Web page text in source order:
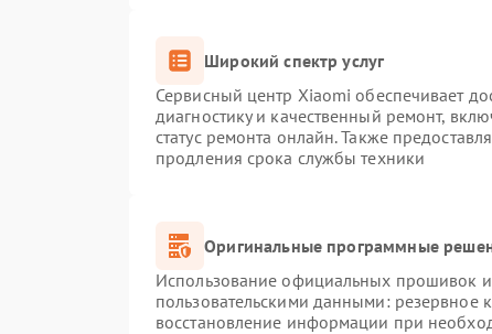
Широкий спектр услуг
Сервисный центр Xiaomi обеспечивает
диагностику и качественный ремонт,
статус ремонта онлайн. Также
продления срока службы техники
Оригинальные программные
Использование официальных прошивок и
пользовательскими данными: резервное
восстановление информации при